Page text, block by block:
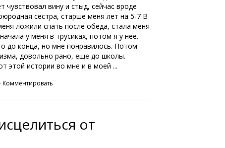
чувствовал вину и стыд, сейчас вроде
сестра, старше меня лет на 5-7 В
ложили спать после обеда, стала меня
у меня в трусиках, потом я у нее.
до конца, но мне понравилось. Потом
довольно рано, еще до школы.
этой истории во мне и в моей ...
Комментировать
от